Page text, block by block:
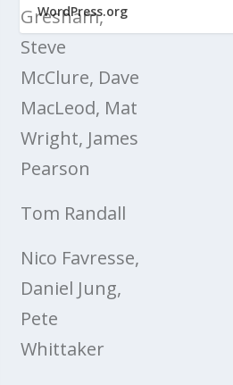
Gresham,
Steve
McClure, Dave
MacLeod, Mat
Wright, James
Pearson
Tom Randall
Nico Favresse,
Daniel Jung,
Pete
Whittaker
WordPress.org